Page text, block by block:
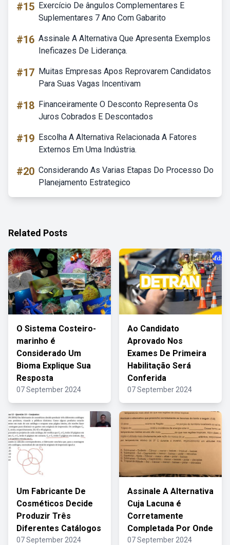
#15 Exercício De ângulos Complementares E
Suplementares 7 Ano Com Gabarito
#16 Assinale A Alternativa Que Apresenta Exemplos
Ineficazes De Liderança.
#17 Muitas Empresas Apos Reprovarem Candidatos
Para Suas Vagas Incentivam
#18 Financeiramente O Desconto Representa Os
Juros Cobrados E Descontados
#19 Escolha A Alternativa Relacionada A Fatores
Externos Em Uma Indústria.
#20 Considerando As Varias Etapas Do Processo Do
Planejamento Estrategico
Related Posts
O Sistema Costeiro-
marinho é
Considerado Um
Bioma Explique Sua
Resposta
07 September 2024
Ao Candidato
Aprovado Nos
Exames De Primeira
Habilitação Será
Conferida
07 September 2024
Um Fabricante De
Cosméticos Decide
Produzir Três
Diferentes Catálogos
07 September 2024
Assinale A Alternativa
Cuja Lacuna é
Corretamente
Completada Por Onde
07 September 2024